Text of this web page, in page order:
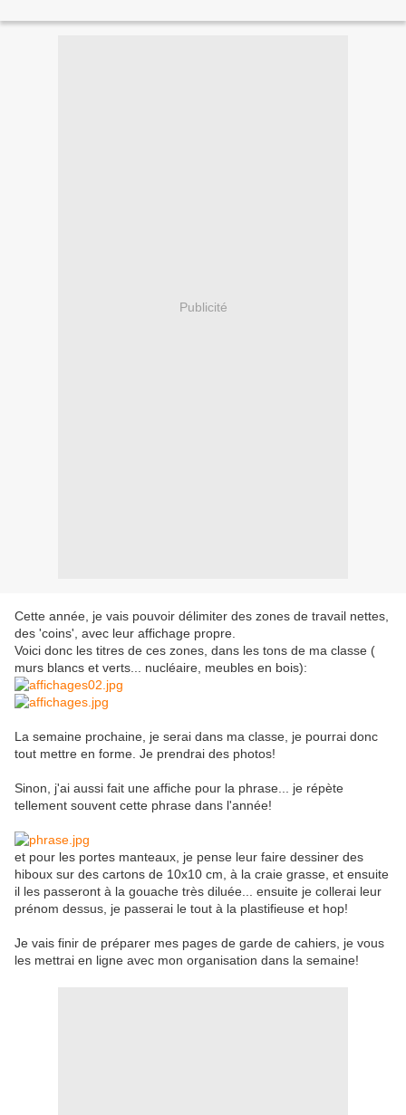
Publicité
Cette année, je vais pouvoir délimiter des zones de travail nettes,
des 'coins', avec leur affichage propre.
Voici donc les titres de ces zones, dans les tons de ma classe (
murs blancs et verts... nucléaire, meubles en bois):
La semaine prochaine, je serai dans ma classe, je pourrai donc
tout mettre en forme. Je prendrai des photos!
Sinon, j'ai aussi fait une affiche pour la phrase... je répète
tellement souvent cette phrase dans l'année!
et pour les portes manteaux, je pense leur faire dessiner des
hiboux sur des cartons de 10x10 cm, à la craie grasse, et ensuite
il les passeront à la gouache très diluée... ensuite je collerai leur
prénom dessus, je passerai le tout à la plastifieuse et hop!
Je vais finir de préparer mes pages de garde de cahiers, je vous
les mettrai en ligne avec mon organisation dans la semaine!